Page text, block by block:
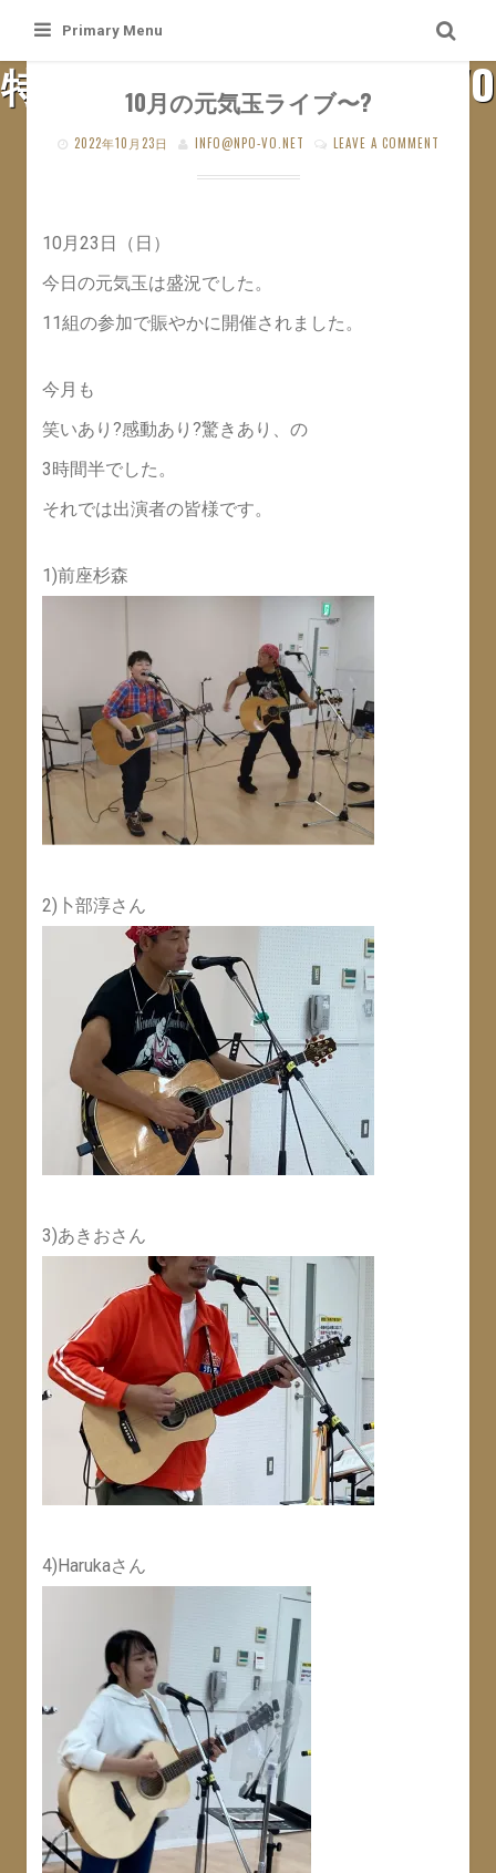
content
Primary Menu
特定非営利活動法人 札幌VO
10月の元気玉ライブ〜?
2022年10月23日 INFO@NPO-VO.NET LEAVE A COMMENT
10月23日（日）
今日の元気玉は盛況でした。
11組の参加で賑やかに開催されました。
今月も
笑いあり?感動あり?驚きあり、の
3時間半でした。
それでは出演者の皆様です。
1)前座杉森
2)卜部淳さん
3)あきおさん
4)Harukaさん